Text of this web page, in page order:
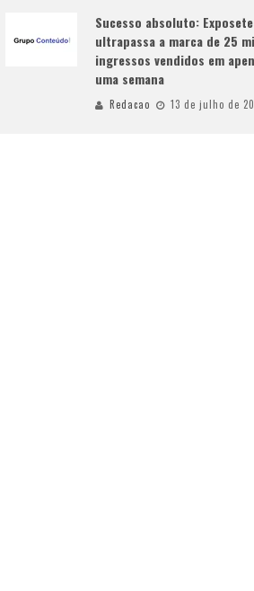
Sucesso absoluto:
ultrapassa a marca de 25
ingressos vendidos em
uma semana
Redacao 13 de julho de